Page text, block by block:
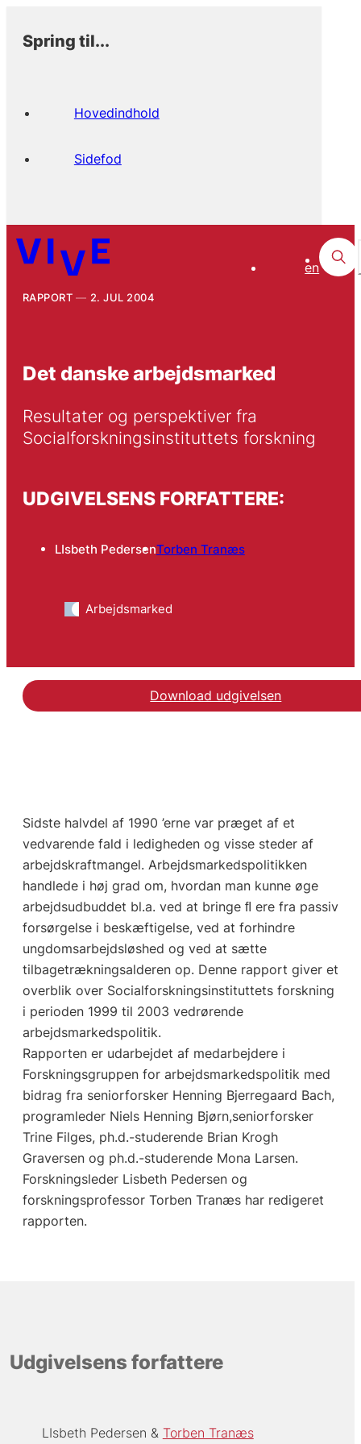
Spring til...
Hovedindhold
Sidefod
en
RAPPORT 2. JUL 2004
Det danske arbejdsmarked
Resultater og perspektiver fra
Socialforskningsinstituttets forskning
UDGIVELSENS FORFATTERE:
LIsbeth PedersenTorben Tranæs
Arbejdsmarked
Download udgivelsen
Sidste halvdel af 1990 ’erne var præget af et
vedvarende fald i ledigheden og visse steder af
arbejdskraftmangel. Arbejdsmarkedspolitikken
handlede i høj grad om, hvordan man kunne øge
arbejdsudbuddet bl.a. ved at bringe ﬂ ere fra passiv
forsørgelse i beskæftigelse, ved at forhindre
ungdomsarbejdsløshed og ved at sætte
tilbagetrækningsalderen op. Denne rapport giver et
overblik over Socialforskningsinstituttets forskning
i perioden 1999 til 2003 vedrørende
arbejdsmarkedspolitik.
Rapporten er udarbejdet af medarbejdere i
Forskningsgruppen for arbejdsmarkedspolitik med
bidrag fra seniorforsker Henning Bjerregaard Bach,
programleder Niels Henning Bjørn,seniorforsker
Trine Filges, ph.d.-studerende Brian Krogh
Graversen og ph.d.-studerende Mona Larsen.
Forskningsleder Lisbeth Pedersen og
forskningsprofessor Torben Tranæs har redigeret
rapporten.
Udgivelsens forfattere
LIsbeth Pedersen Torben Tranæs